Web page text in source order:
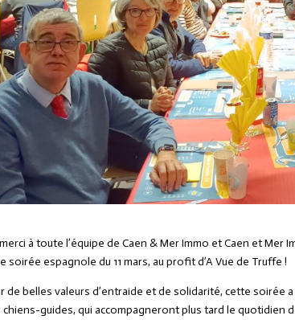
à toute l’équipe deCaen & Mer Immo etCaen et Mer
soirée espagnole du 11 mars, au profit d’A Vue de Truffe !
de belles valeurs d’entraide et de solidarité, cette soirée
chiens-guides, qui accompagneront plus tard le quotidien